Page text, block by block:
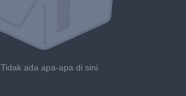
Tidak ada apa-apa di sini